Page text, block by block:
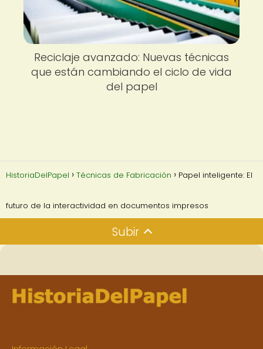
Reciclaje avanzado: Nuevas técnicas
que están cambiando el ciclo de vida
del papel
HistoriaDelPapel Técnicas de Fabricación Papel inteligente: El
futuro de la interactividad en documentos impresos
Subir